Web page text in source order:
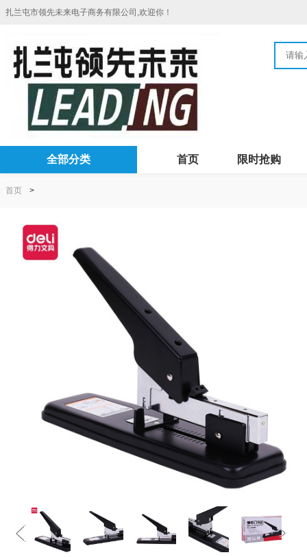
扎兰屯市领先未来电子商务有限公司,欢迎你！
全部分类 首页 限时抢购
首页 >